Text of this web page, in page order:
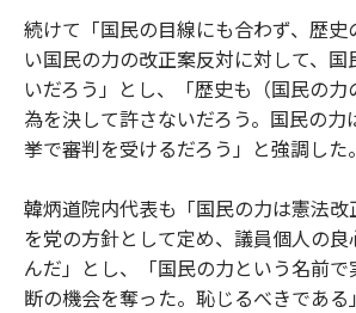
続けて「国民の目線にも合わず、歴史
い国民の力の改正案反対に対して、
いだろう」とし、「歴史も（国民の
為を決して許さないだろう。国民の力
挙で審判を受けるだろう」と強調した。
韓炳道院内代表も「国民の力は憲法
を党の方針として定め、議員個人の
んだ」とし、「国民の力という名前
断の機会を奪った。恥じるべきである